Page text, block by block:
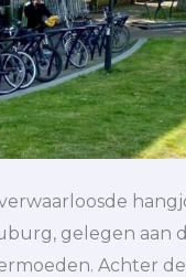
gelegen aan
Achter